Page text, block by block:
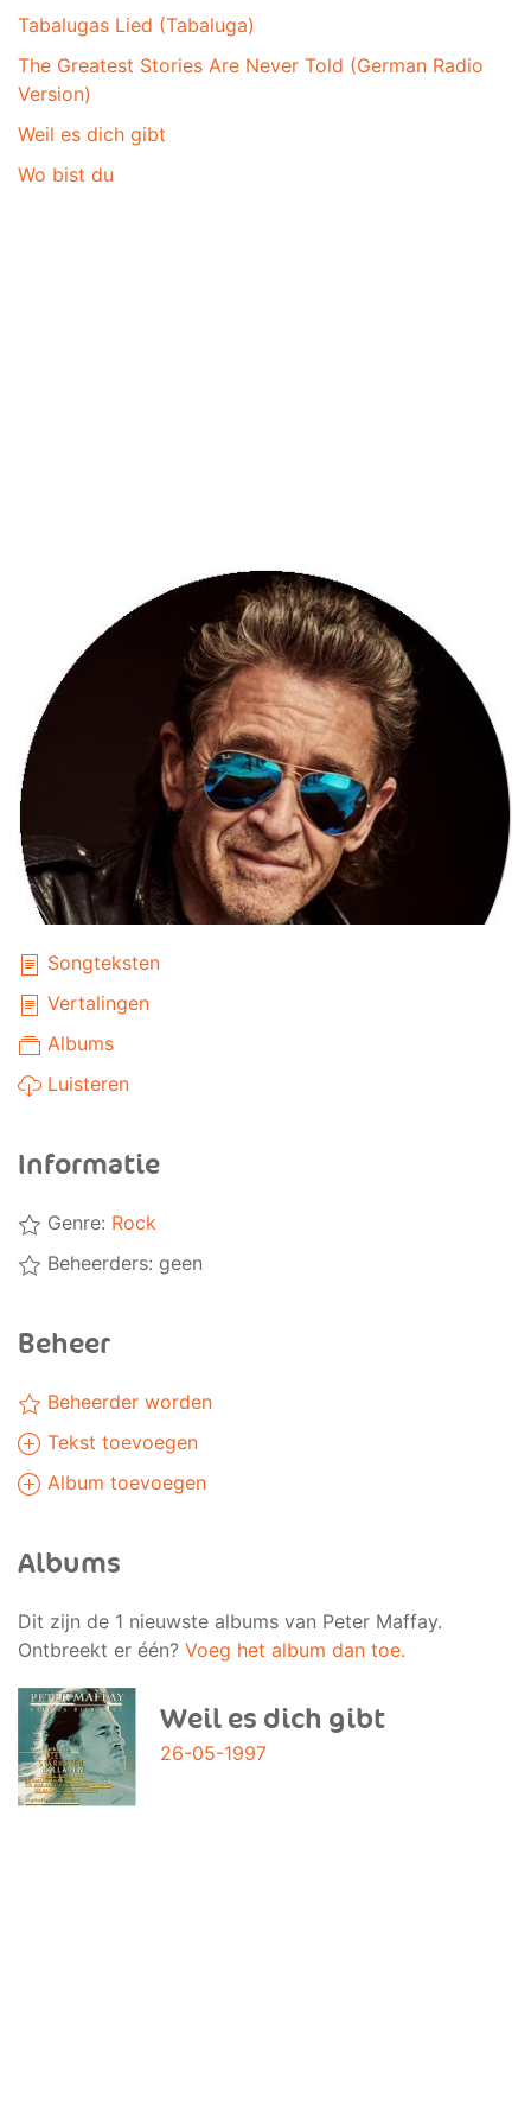
Tabalugas Lied (Tabaluga)
The Greatest Stories Are Never Told (German Radio
Version)
Weil es dich gibt
Wo bist du
Songteksten
Vertalingen
Albums
Luisteren
Informatie
Genre: Rock
Beheerders: geen
Beheer
Beheerder worden
Tekst toevoegen
Album toevoegen
Albums
Dit zijn de 1 nieuwste albums van Peter Maffay.
Ontbreekt er één? Voeg het album dan toe.
Weil es dich gibt
26-05-1997